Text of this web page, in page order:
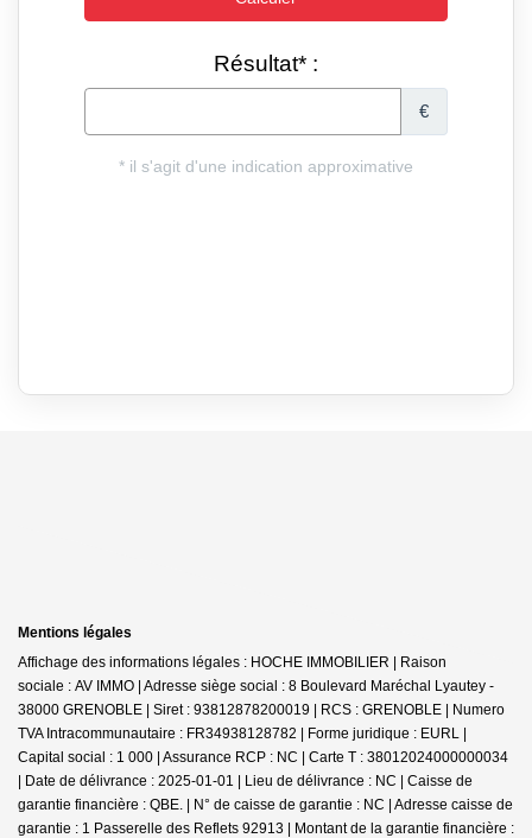
Mentions légales
Affichage des informations légales : HOCHE IMMOBILIER | Raison
sociale : AV IMMO | Adresse siège social : 8 Boulevard Maréchal Lyautey -
38000 GRENOBLE | Siret : 93812878200019 | RCS : GRENOBLE | Numero
TVA Intracommunautaire : FR34938128782 | Forme juridique : EURL |
Capital social : 1 000 | Assurance RCP : NC | Carte T : 38012024000000034
| Date de délivrance : 2025-01-01 | Lieu de délivrance : NC | Caisse de
garantie financière : QBE. | N° de caisse de garantie : NC | Adresse caisse de
garantie : 1 Passerelle des Reflets 92913 | Montant de la garantie financière :